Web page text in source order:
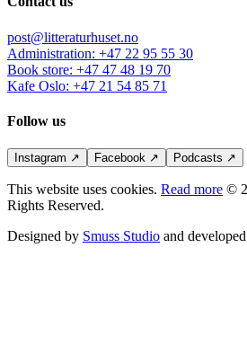
post@litteraturhuset.no
Administration: +47 22 95 55 30
Book store: +47 47 48 19 70
Kafe Oslo: +47 21 54 85 71
Follow us
Instagram ↗ Facebook ↗ Podcasts ↗
This website uses cookies. Read more ©
Rights Reserved.
Designed by Smuss Studio and